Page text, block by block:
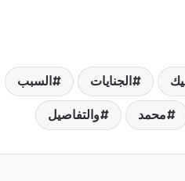
الجنايات السبب
والتفاصيل